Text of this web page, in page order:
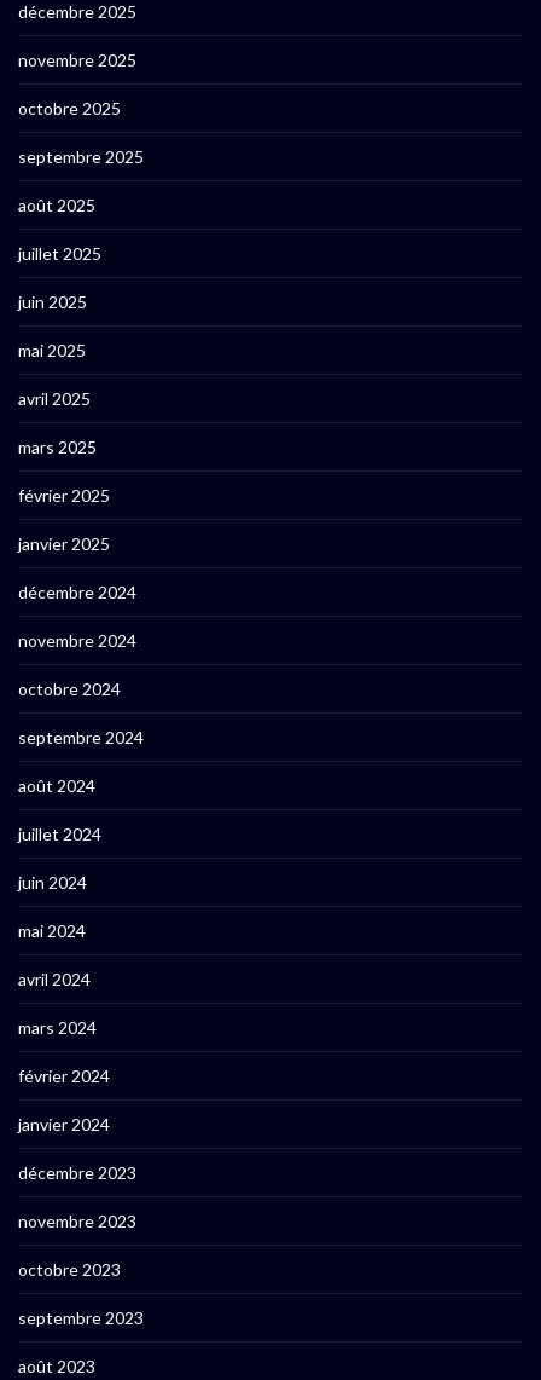
décembre 2025
novembre 2025
octobre 2025
septembre 2025
août 2025
juillet 2025
juin 2025
mai 2025
avril 2025
mars 2025
février 2025
janvier 2025
décembre 2024
novembre 2024
octobre 2024
septembre 2024
août 2024
juillet 2024
juin 2024
mai 2024
avril 2024
mars 2024
février 2024
janvier 2024
décembre 2023
novembre 2023
octobre 2023
septembre 2023
août 2023